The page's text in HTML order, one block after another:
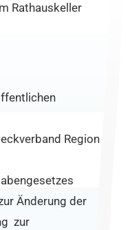
Rathauskeller
Region
Änderung der
zur